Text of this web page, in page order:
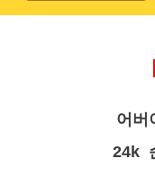
어버
24k